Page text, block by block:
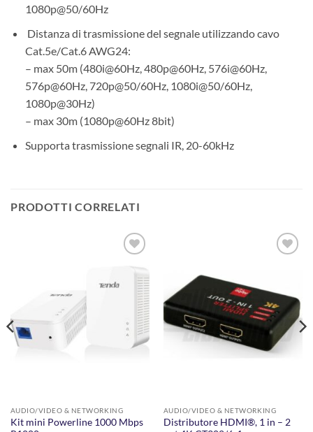
1080p@50/60Hz
Distanza di trasmissione del segnale utilizzando cavo
Cat.5e/Cat.6 AWG24:
– max 50m (480i@60Hz, 480p@60Hz, 576i@60Hz,
576p@60Hz, 720p@50/60Hz, 1080i@50/60Hz,
1080p@30Hz)
– max 30m (1080p@60Hz 8bit)
Supporta trasmissione segnali IR, 20-60kHz
PRODOTTI CORRELATI
AGGIUNGI
LISTA DEI
AUDIO/VIDEO & NETWORKING
Kit mini Powerline 1000 Mbps
LISTA DEI
DESIDERI
AUDIO/VIDEO & NETWORKING
Distributore HDMI®, 1 in – 2